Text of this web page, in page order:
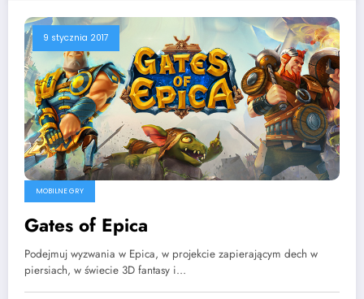
9 stycznia 2017
MOBILNE GRY
Gates of Epica
Podejmuj wyzwania w Epica, w projekcie zapierającym dech w
piersiach, w świecie 3D fantasy i…